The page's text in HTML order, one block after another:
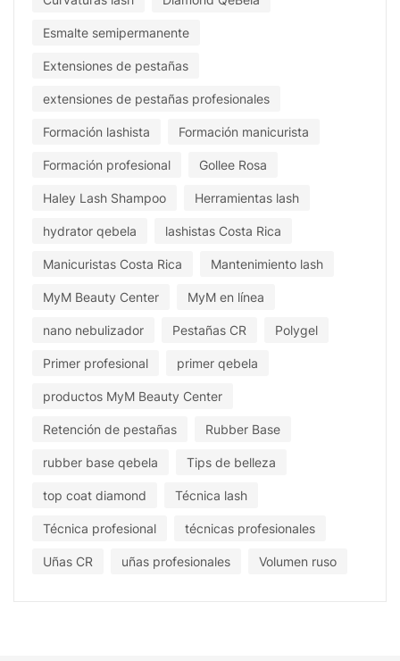
Esmalte semipermanente
Extensiones de pestañas
extensiones de pestañas profesionales
Formación lashista Formación manicurista
Formación profesional Gollee Rosa
Haley Lash Shampoo Herramientas lash
hydrator qebela lashistas Costa Rica
Manicuristas Costa Rica Mantenimiento lash
MyM Beauty Center MyM en línea
nano nebulizador Pestañas CR Polygel
Primer profesional primer qebela
productos MyM Beauty Center
Retención de pestañas Rubber Base
rubber base qebela Tips de belleza
top coat diamond Técnica lash
Técnica profesional técnicas profesionales
Uñas CR uñas profesionales Volumen ruso